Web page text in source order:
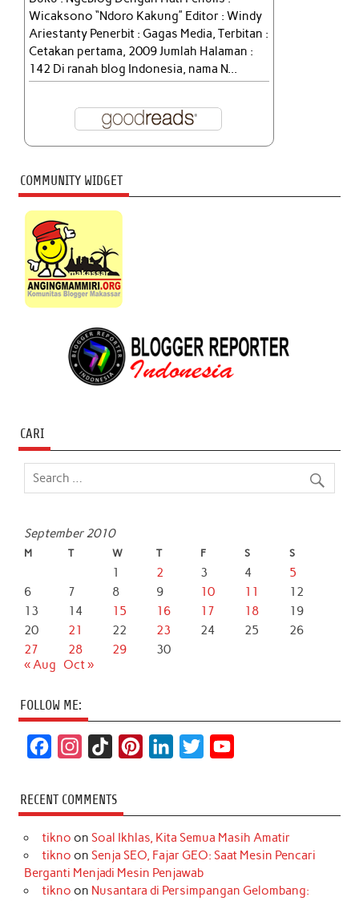
Wicaksono “Ndoro Kakung” Editor : Windy
Ariestanty Penerbit : Gagas Media, Terbitan :
Cetakan pertama, 2009 Jumlah Halaman :
142 Di ranah blog Indonesia, nama N...
COMMUNITY WIDGET
CARI
September 2010
M T W T F S S
1 2 3 4
5
6
7 8 9 10 11
12
13
14 15 16 17 18
19
20
21 22 23 24 25
26
27
28 29
30
« Aug
Oct »
FOLLOW ME:
c
e
b
o
s
t
a
r
k
T
o
k
t
e
r
e
k
e
d
I
t
t
r
T
u
e
RECENT COMMENTS
tikno on Soal Ikhlas, Kita Semua Masih Amatir
tikno on Senja SEO, Fajar GEO: Saat Mesin Pencari
Berganti Menjadi Mesin Penjawab
tikno on Nusantara di Persimpangan Gelombang: